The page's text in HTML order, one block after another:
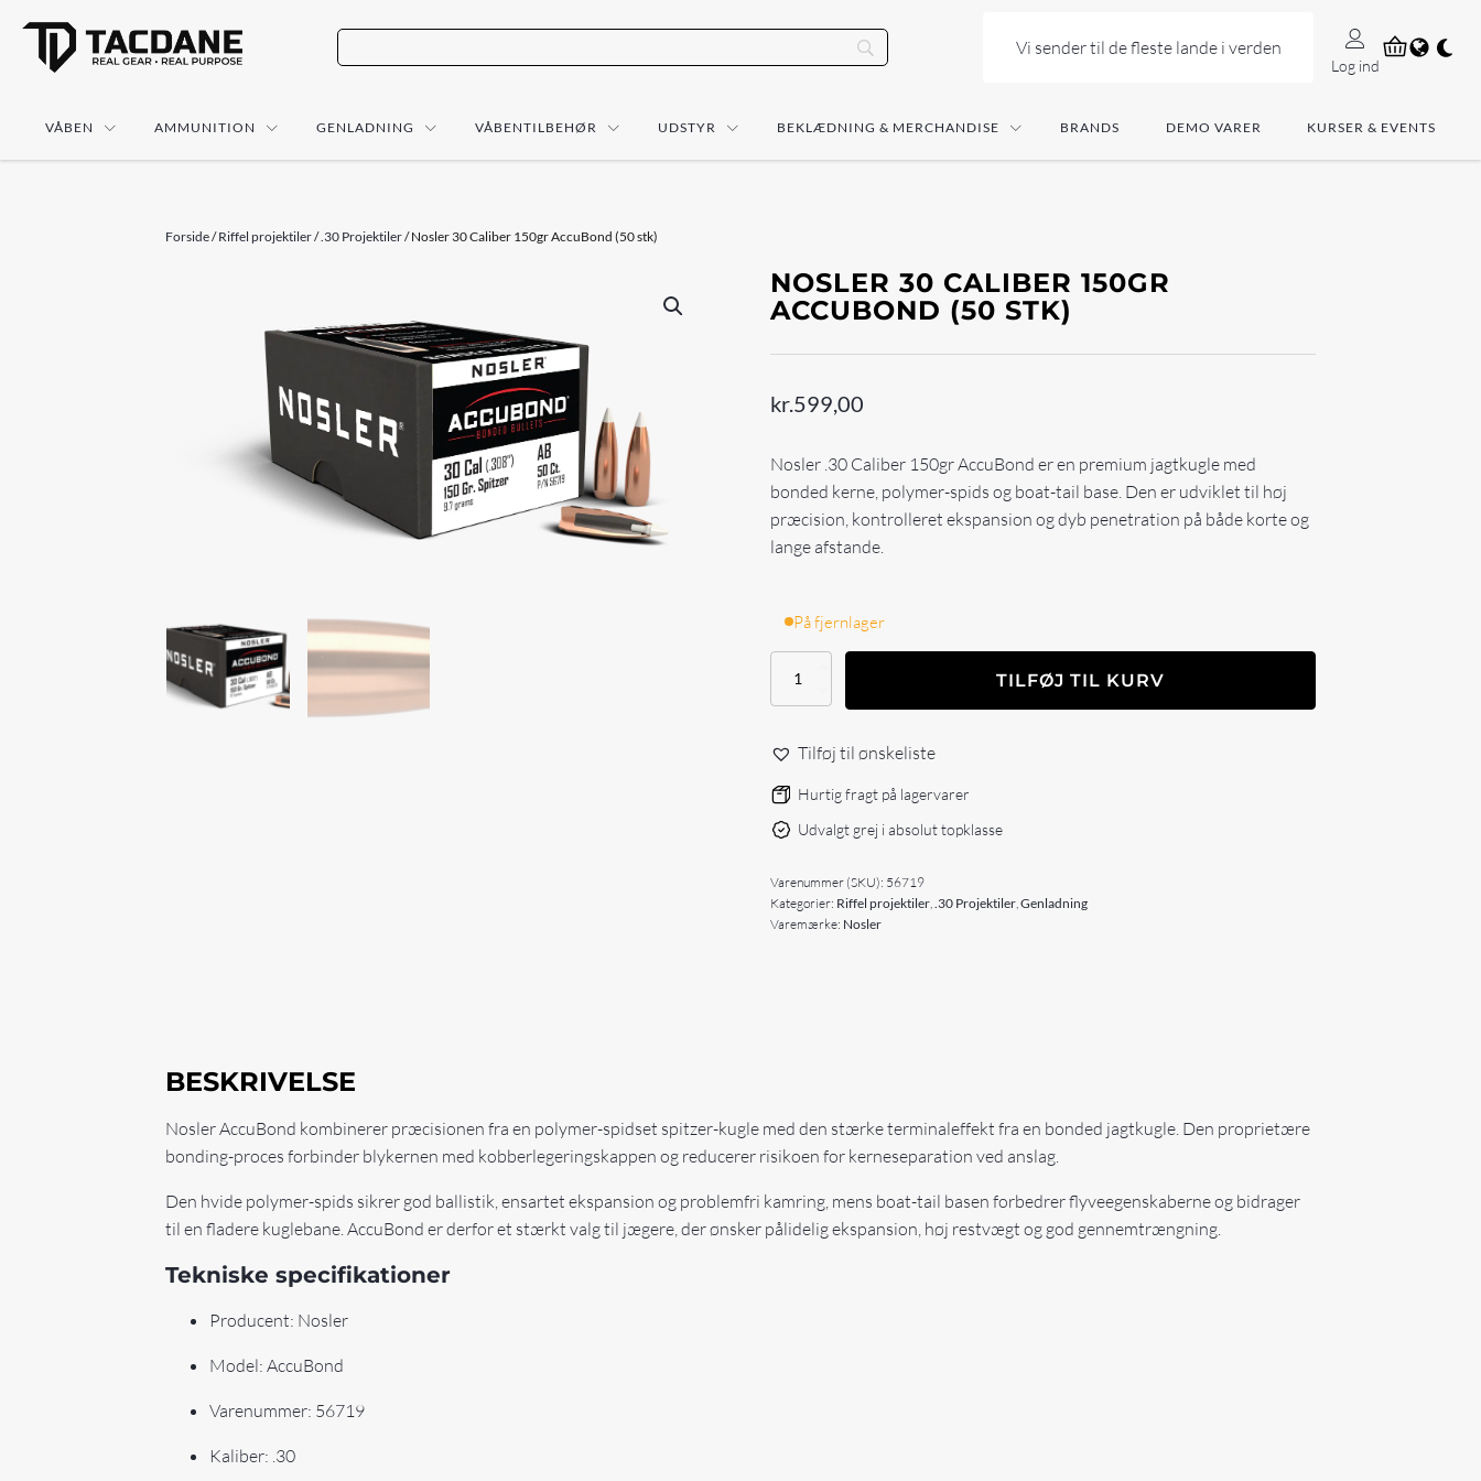
Vi sender til de fleste lande i verden
Log ind
VÅBEN AMMUNITION GENLADNING VÅBENTILBEHØR UDSTYR BEKLÆDNING & MERCHANDISE BRANDS DEMO VARER KURSER & EVENTS
Forside/Riffel projektiler/.30 Projektiler/ Nosler 30 Caliber 150gr AccuBond (50 stk)
NOSLER 30 CALIBER 150GR
ACCUBOND (50 STK)
kr. 599,00
Nosler .30 Caliber 150gr AccuBond er en premium jagtkugle med
bonded kerne, polymer-spids og boat-tail base. Den er udviklet til høj
præcision, kontrolleret ekspansion og dyb penetration på både korte og
lange afstande.
På fjernlager
Nosler
Caliber
AccuBond
stk)
TILFØJ TIL KURV
Tilføj til ønskeliste
Hurtig fragt på lagervarer
Udvalgt grej i absolut topklasse
Varenummer (SKU): 56719
Kategorier: Riffel projektiler,.30 Projektiler,Genladning
Varemærke: Nosler
BESKRIVELSE
Nosler AccuBond kombinerer præcisionen fra en polymer-spidset spitzer-kugle med den stærke terminaleffekt fra en bonded jagtkugle. Den proprietære
bonding-proces forbinder blykernen med kobberlegeringskappen og reducerer risikoen for kerneseparation ved anslag.
Den hvide polymer-spids sikrer god ballistik, ensartet ekspansion og problemfri kamring, mens boat-tail basen forbedrer flyveegenskaberne og bidrager
til en fladere kuglebane. AccuBond er derfor et stærkt valg til jægere, der ønsker pålidelig ekspansion, høj restvægt og god gennemtrængning.
Tekniske specifikationer
Producent: Nosler
Model: AccuBond
Varenummer: 56719
Kaliber: .30